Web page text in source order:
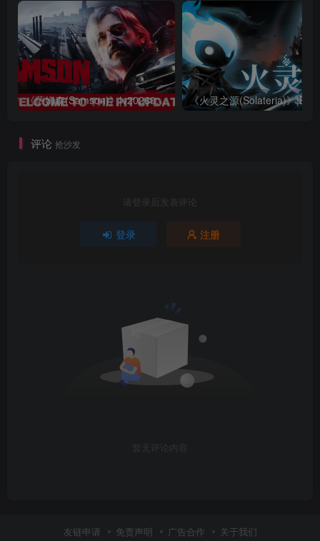
《萨姆森(Samson)》|v20260623|中文|免安装硬盘版
评论 抢沙发
请登录后发表评论
登录 注册
暂无评论内容
友链申请 免责声明 广告合作 关于我们